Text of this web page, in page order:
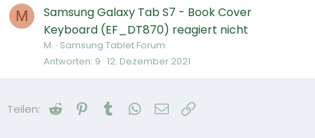
M
Samsung Galaxy Tab S7 - Book Cover
Keyboard (EF_DT870) reagiert nicht
M. Samsung Tablet Forum
Antworten 9 12. Dezember 2021
Teilen: Reddit Pinterest
Tumblr WhatsApp
E-Mail